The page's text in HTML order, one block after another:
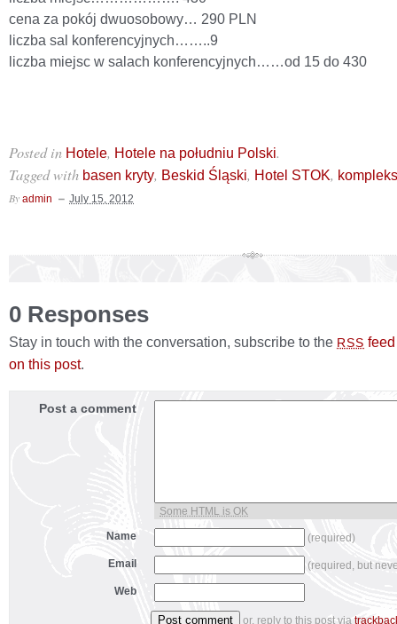
cena za pokój dwuosobowy… 290 PLN
liczba sal konferencyjnych……..9
liczba miejsc w salach konferencyjnych……od 15 do 430
Posted in Hotele, Hotele na południu Polski.
Tagged with basen kryty, Beskid Śląski, Hotel STOK,
By admin July 15, 2012
0 Responses
Stay in touch with the conversation, subscribe to the RSS
on this post.
Post a comment
Some HTML is OK
Name
(required)
Email (required, but
Web
or, reply to this post via